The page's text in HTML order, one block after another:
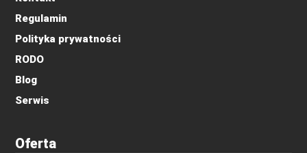
Oferta
Regulamin
Polityka prywatności
RODO
Blog
Serwis